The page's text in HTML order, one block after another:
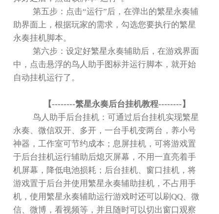
第五步：点击“运行”后，在弹出的繁星永奏辅
助界面上，根据玩家的需求，勾选您要执行的繁星
永奏挂机脚本。
第六步：设定好繁星永奏辅助后，在游戏界面
中，点击悬浮的鸟人助手图标并运行脚本，就开始
自动挂机运行了。
【--------繁星永奏后台挂机教程--------】
鸟人助手后台挂机：可通过后台挂机实现繁星
永奏、微信双开、多开，一台手机变两台，养小号
神器，工作室可节约成本；息屏挂机，可将游戏置
于后台挂机运行辅助后熄灭屏幕，不用一直亮着手
机屏幕，降低电池损耗；后台挂机、窗口挂机，将
游戏置于后台并使用繁星永奏辅助挂机，不占用手
机，使用繁星永奏辅助运行游戏时还可以刷QQ 、微
信、微博，看视频等，并且随时可以切出窗口观察